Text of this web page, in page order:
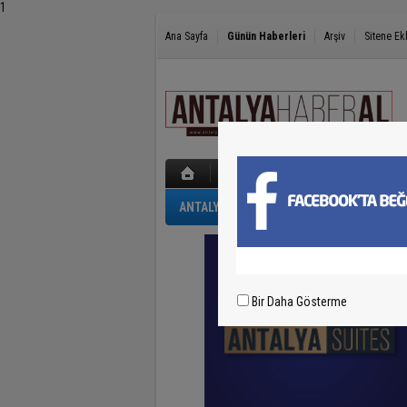
1
Ana Sayfa Günün Haberleri Arşiv Sitene
ANTALYA GÜNCEL POLİS-ADLİYE
Bir Daha Gösterme